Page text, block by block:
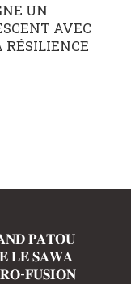
UN
AVEC
RÉSILIENCE
𝐏𝐀𝐓𝐎𝐔
𝐋𝐄 𝐒𝐀𝐖𝐀
𝐅𝐔𝐒𝐈𝐎𝐍